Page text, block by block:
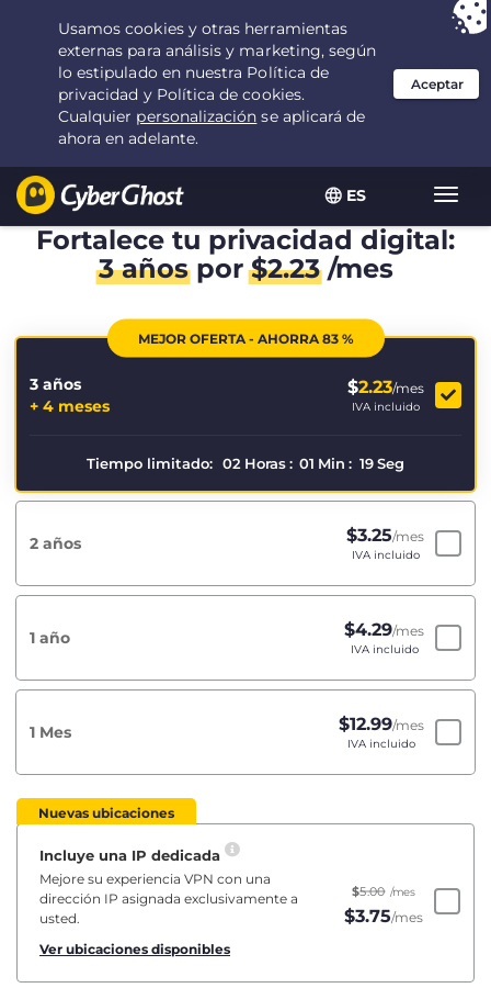
ES
Tu elección:la mejor ofertadurante 3.3333333333333 años por $
2.23 /mes
Fortalece tu privacidad digital:
3 añospor$2.23/mes
MEJOR OFERTA - AHORRA 83 %
3 años
+ 4 meses
$2.23/mes
IVA incluido
Tiempo limitado: 02 Horas: 01 Min : 18Seg
2 años $3.25/mes
IVA incluido
1 año $4.29/mes
IVA incluido
1 Mes $12.99/mes
IVA incluido
Nuevas ubicaciones
Incluye una IP dedicada
Mejore su experiencia VPN con una
dirección IP asignada exclusivamente a
usted.
Ver ubicaciones disponibles
$5.00 /mes
$3.75/mes